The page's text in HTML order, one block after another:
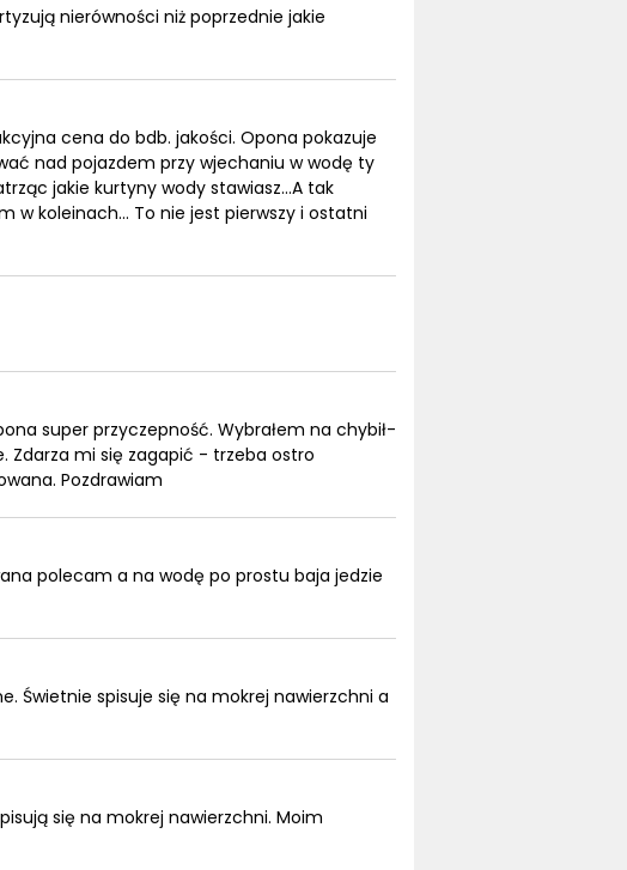
nierówności niż poprzednie jakie
cena do bdb. jakości. Opona pokazuje
nad pojazdem przy wjechaniu w wodę ty
jakie kurtyny wody stawiasz...A tak
w koleinach... To nie jest pierwszy i ostatni
super przyczepność. Wybrałem na chybił-
Zdarza mi się zagapić - trzeba ostro
Pozdrawiam
polecam a na wodę po prostu baja jedzie
Świetnie spisuje się na mokrej nawierzchni a
się na mokrej nawierzchni. Moim